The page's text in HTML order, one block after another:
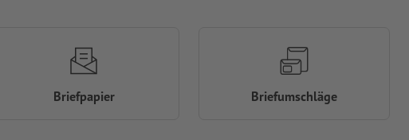
Briefpapier Briefumschläge